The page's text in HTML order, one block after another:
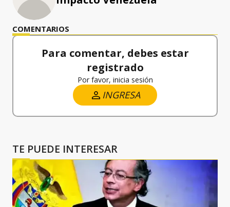
COMENTARIOS
Para comentar, debes estar
registrado
Por favor, inicia sesión
INGRESA
TE PUEDE INTERESAR